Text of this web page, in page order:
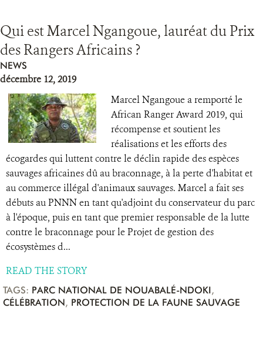
Qui est Marcel Ngangoue, lauréat du Prix
des Rangers Africains ?
NEWS
décembre 12, 2019
Marcel Ngangoue a remporté le
African Ranger Award 2019, qui
récompense et soutient les
réalisations et les efforts des
écogardes qui luttent contre le déclin rapide des espèces
sauvages africaines dû au braconnage, à la perte d'habitat et
au commerce illégal d'animaux sauvages. Marcel a fait ses
débuts au PNNN en tant qu'adjoint du conservateur du parc
à l'époque, puis en tant que premier responsable de la lutte
contre le braconnage pour le Projet de gestion des
écosystèmes d...
READ THE STORY
TAGS: PARC NATIONAL DE NOUABALÉ-NDOKI,
CÉLÉBRATION, PROTECTION DE LA FAUNE SAUVAGE